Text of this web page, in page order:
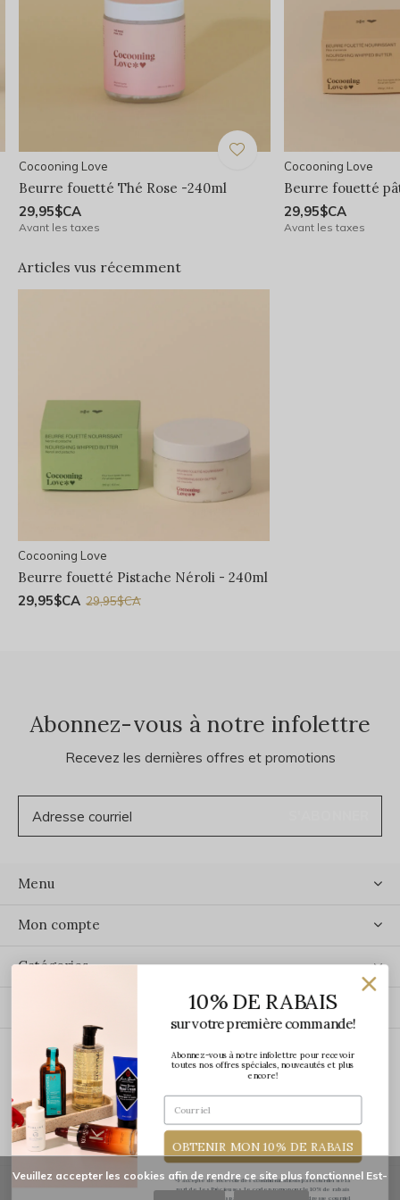
Cocooning Love
Beurre fouetté Thé Rose -240ml
29,95$CA
Avant les taxes
Cocooning Love
Beurre fouetté
29,95$CA
Avant les taxes
Articles vus récemment
Cocooning Love
Beurre fouetté Pistache Néroli - 240ml
29,95$CA 29,95$CA
Abonnez-vous à notre infolettre
Recevez les dernières offres et promotions
Menu
Mon compte
Catégories
ÉCRIVEZ-NOUS
Veuillez accepter les cookies afin de rendre ce site plus fonctionnel Est-
10% DE RABAIS
sur votre première commande!
Abonnez-vous à notre infolettre pour recevoir
toutes nos offres spéciales, nouveautés et plus
encore!
OBTENIR MON 10% DE RABAIS
*J'accepte de recevoir des communications par courriel de la
part de Les Précieuses. Le code promo pour le 10% de rabais
vous sera transmis par courriel une fois votre adresse courriel